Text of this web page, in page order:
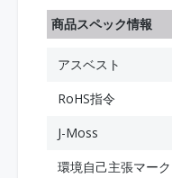
商品スペック情報
アスベスト
RoHS指令
J-Moss
環境自己主張マーク